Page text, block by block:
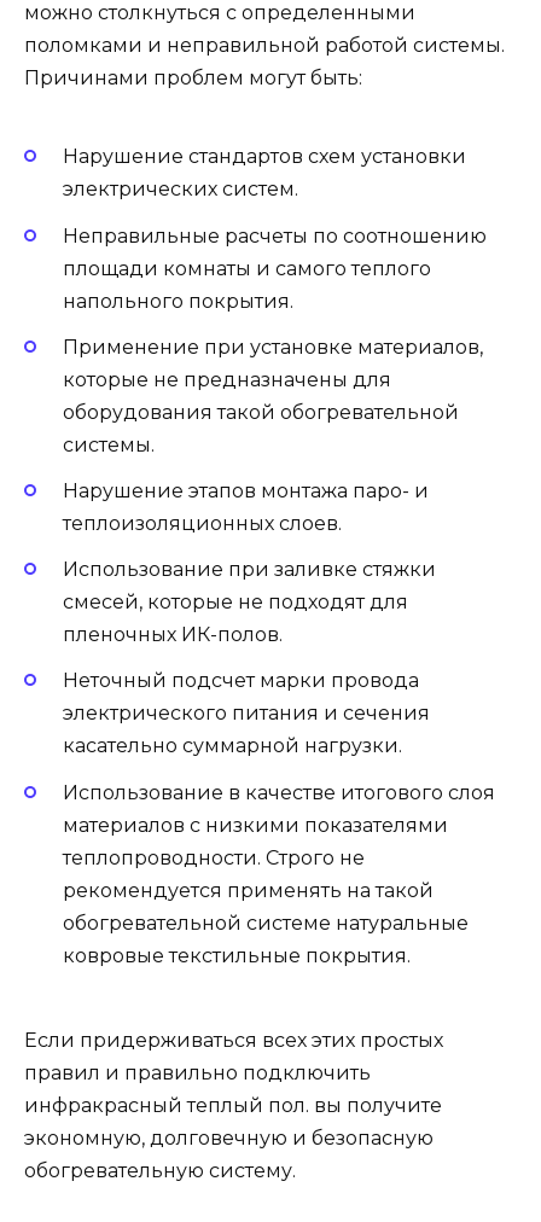
можно столкнуться с определенными
поломками и неправильной работой системы.
Причинами проблем могут быть:
Нарушение стандартов схем установки
электрических систем.
Неправильные расчеты по соотношению
площади комнаты и самого теплого
напольного покрытия.
Применение при установке материалов,
которые не предназначены для
оборудования такой обогревательной
системы.
Нарушение этапов монтажа паро- и
теплоизоляционных слоев.
Использование при заливке стяжки
смесей, которые не подходят для
пленочных ИК-полов.
Неточный подсчет марки провода
электрического питания и сечения
касательно суммарной нагрузки.
Использование в качестве итогового слоя
материалов с низкими показателями
теплопроводности. Строго не
рекомендуется применять на такой
обогревательной системе натуральные
ковровые текстильные покрытия.
Если придерживаться всех этих простых
правил и правильно подключить
инфракрасный теплый пол. вы получите
экономную, долговечную и безопасную
обогревательную систему.